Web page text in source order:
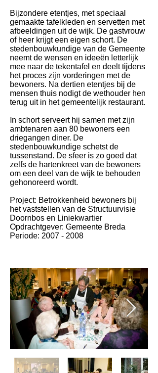
Bijzondere etentjes, met speciaal
gemaakte tafelkleden en servetten met
afbeeldingen uit de wijk. De gastvrouw
of heer krijgt een eigen schort. De
stedenbouwkundige van de Gemeente
neemt de wensen en ideeën letterlijk
mee naar de tekentafel en deelt tijdens
het proces zijn vorderingen met de
bewoners. Na dertien etentjes bij de
mensen thuis nodigt de wethouder hen
terug uit in het gemeentelijk restaurant.
In schort serveert hij samen met zijn
ambtenaren aan 80 bewoners een
driegangen diner. De
stedenbouwkundige schetst de
tussenstand. De sfeer is zo goed dat
zelfs de hartenkreet van de bewoners
om een deel van de wijk te behouden
gehonoreerd wordt.
Project: Betrokkenheid bewoners bij
het vaststellen van de Structuurvisie
Doornbos en Liniekwartier
Opdrachtgever: Gemeente Breda
Periode: 2007 - 2008